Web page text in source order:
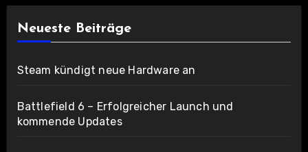
Neueste Beiträge
Steam kündigt neue Hardware an
Battlefield 6 – Erfolgreicher Launch und
kommende Updates